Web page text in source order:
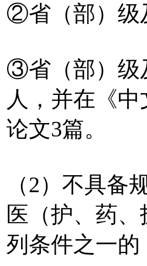
②省（部）级
③省（部）级
人，并在《
论文3篇。
（2）不具备
医（护、药
列条件之一的